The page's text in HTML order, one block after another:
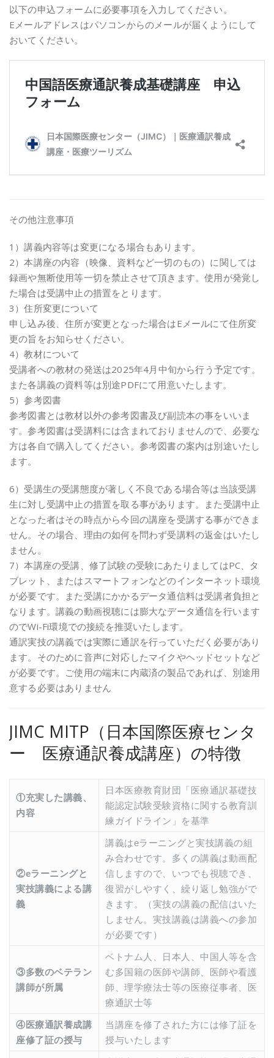
以下の申込フォームに必要事項を入力してください。
Eメールアドレスはパソコンからのメールが届くようにして
おいてください。
その他注意事項
1）講義内容等は変更になる場合もあります。
2）本講座の内容（映像、資料など一切のもの）に関しては
録画や無断使用等一切を禁止させて頂きます。使用が発覚し
た場合は受講中止の措置をとります。
3）住所変更について
申し込み後、住所が変更となった場合はEメールにて住所変
更の旨をお知らせください。
4）教材について
受講者への教材の発送は2025年4月中旬から行う予定です。
また各講義の資料等は別途PDFにて用意いたします。
5）参考図書
参考図書とは教材以外の参考図書及び副読本の事をいいま
す。参考図書は受講料には含まれておりませんので、必要な
方は各自で購入してください。参考図書の案内は別途いたし
ます。
6）受講生の受講態度が著しく不良である場合等は当該受講
生に対し受講中止の措置を取る事があります。また受講中止
となった者はその時点から今回の講座を受講する事ができま
せん。その場合、理由の如何を問わず受講料の返金はいたし
ません。
7）本講座の受講、修了試験の受験にあたりましてはPC、タ
ブレット、またはスマートフォンなどのインターネット環境
が必要です。また受講にかかるデータ通信料は受講者負担と
なります。講義の動画視聴には膨大なデータ通信を行います
のでWi-Fi環境での接続を推奨いたします。
通訳実技の講義では実際に通訳を行っていただく必要があり
ます。そのために音声に対応したマイクやヘッドセットなど
が必要です。ご使用の端末に内蔵済の製品であれば、別途用
意する必要はありません
JIMC MITP（日本国際医療センタ
ー 医療通訳養成講座）の特徴
①充実した講義、
内容
日本医療教育財団「医療通訳基礎技
能認定試験受験資格に関する教育訓
練ガイドライン」を基準
②eラーニングと
実技講義による講
義
講義はeラーニングと実技講義の組
み合わせです。多くの講義は動画配
信しますので、いつでも視聴でき、
復習がしやすく、繰り返し勉強がで
きます。（実技の講義の配信はいた
しません。実技講義は講義への参加
が必要です）
③多数のベテラン
講師が所属
ベトナム人、日本人、中国人等を含
む多国籍の医師や講師、医師や看護
師、理学療法士等の医療従事者、医
療通訳士等
④医療通訳養成講
座修了証の授与
当講座を修了された方には修了証を
授与いたします